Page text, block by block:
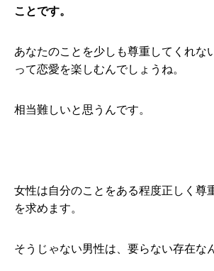
ことです。
あなたのことを少しも尊重してくれな
って恋愛を楽しむんでしょうね。
相当難しいと思うんです。
女性は自分のことをある程度正しく尊
を求めます。
そうじゃない男性は、要らない存在な